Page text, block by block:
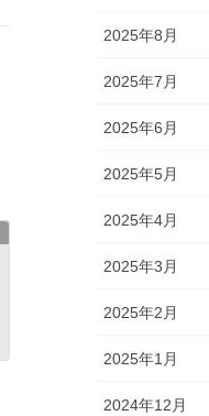
2025年8月
2025年7月
2025年6月
2025年5月
2025年4月
2025年3月
2025年2月
2025年1月
2024年12月